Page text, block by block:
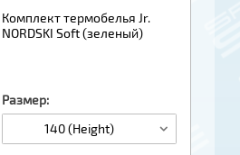
Комплект термобелья Jr.
NORDSKI Soft (зеленый)
Размер:
140 (Height)